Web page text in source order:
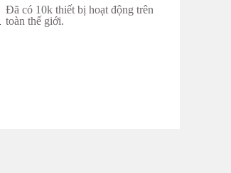
Đã có 10k thiết bị hoạt động trên
toàn thế giới.